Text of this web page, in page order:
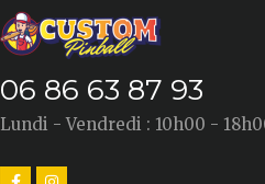
06 86 63 87 93
Lundi - Vendredi : 10h00 -